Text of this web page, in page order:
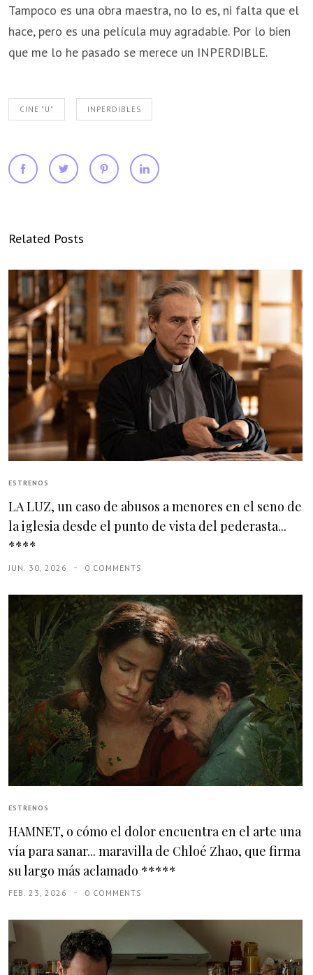
Tampoco es una obra maestra, no lo es, ni falta que el
hace, pero es una película muy agradable. Por lo bien
que me lo he pasado se merece un INPERDIBLE.
CINE "U" INPERDIBLES
Related Posts
ESTRENOS
LA LUZ, un caso de abusos a menores en el seno de
la iglesia desde el punto de vista del pederasta...
****
JUN. 30, 2026 0 COMMENTS
ESTRENOS
HAMNET, o cómo el dolor encuentra en el arte una
vía para sanar... maravilla de Chloé Zhao, que firma
su largo más aclamado *****
FEB. 23, 2026 0 COMMENTS